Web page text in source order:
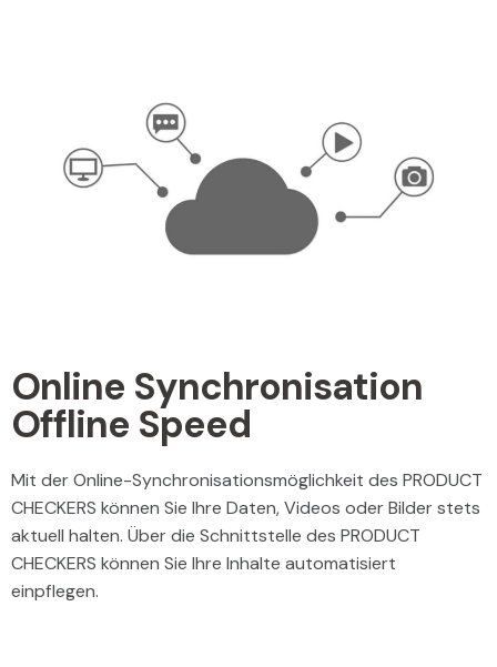
Online Synchronisation
Offline Speed
Mit der Online-Synchronisationsmöglichkeit des PRODUCT
CHECKERS können Sie Ihre Daten, Videos oder Bilder stets
aktuell halten. Über die Schnittstelle des PRODUCT
CHECKERS können Sie Ihre Inhalte automatisiert
einpflegen.